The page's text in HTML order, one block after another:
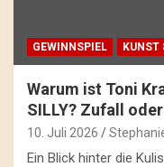
GEWINNSPIEL KUNST
Warum ist Toni
SILLY? Zufall
10. Juli 2026
Ein Blick hinter die